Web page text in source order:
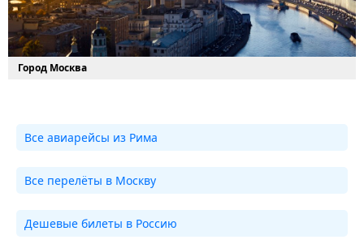
Город Москва
Все авиарейсы из Рима
Все перелёты в Москву
Дешевые билеты в Россию